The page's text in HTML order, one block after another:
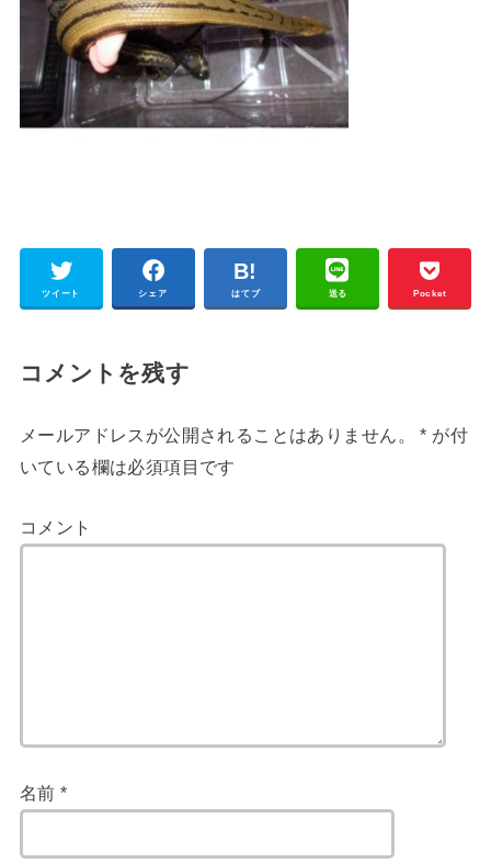
ツイート シェア はてブ 送る Pocket
コメントを残す
メールアドレスが公開されることはありません。 * が付
いている欄は必須項目です
コメント
名前*